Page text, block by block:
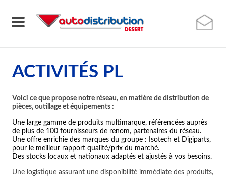
ACTIVITÉS PL
Voici ce que propose notre réseau, en matière de distribution de
pièces, outillage et équipements :
Une large gamme de produits multimarque, référencées auprès
de plus de 100 fournisseurs de renom, partenaires du réseau.
Une offre enrichie des marques du groupe : Isotech et Digiparts,
pour le meilleur rapport qualité/prix du marché.
Des stocks locaux et nationaux adaptés et ajustés à vos besoins.
Une logistique assurant une disponibilité immédiate des produits,